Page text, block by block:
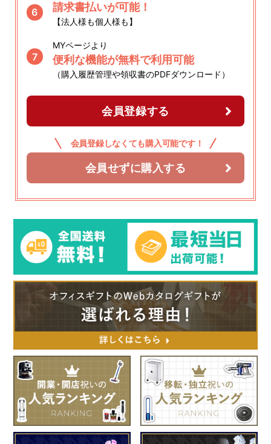
6 請求書払いが可能！
【法人様も個人様も】
7
MYページより
便利な機能が無料で利用可能
（購入履歴管理や領収書のPDFダウンロード）
会員登録する
会員登録しなくても購入可能です！
会員せずに購入する